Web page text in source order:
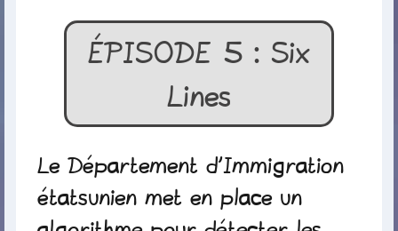
ÉPISODE 5 : Six
Lines
Le Département d’Immigration
étatsunien met en place un